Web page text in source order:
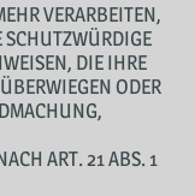
VERARBEITEN,
DIE IHRE
ODER
ART. 21 ABS. 1